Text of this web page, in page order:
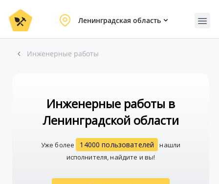
Ленинградская область
Инженерные работы
Инженерные работы в
Ленинградской области
Уже более 14000 пользователей
нашли
исполнителя, найдите и вы!